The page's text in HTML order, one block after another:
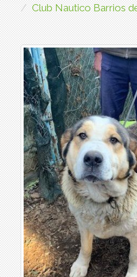
Club Nautico Barrios